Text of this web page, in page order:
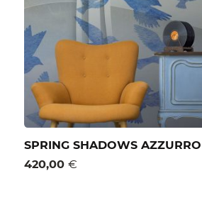
SPRING SHADOWS AZZURRO
420,00€